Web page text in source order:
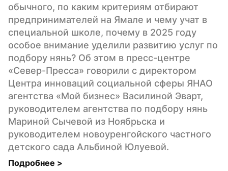
обычного, по каким критериям отбирают
предпринимателей на Ямале и чему учат в
специальной школе, почему в 2025 году
особое внимание уделили развитию услуг по
подбору нянь? Об этом в пресс-центре
«Север-Пресса» говорили с директором
Центра инноваций социальной сферы ЯНАО
агентства «Мой бизнес» Василиной Эварт,
руководителем агентства по подбору нянь
Мариной Сычевой из Ноябрьска и
руководителем новоуренгойского частного
детского сада Альбиной Юлуевой.
Подробнее >